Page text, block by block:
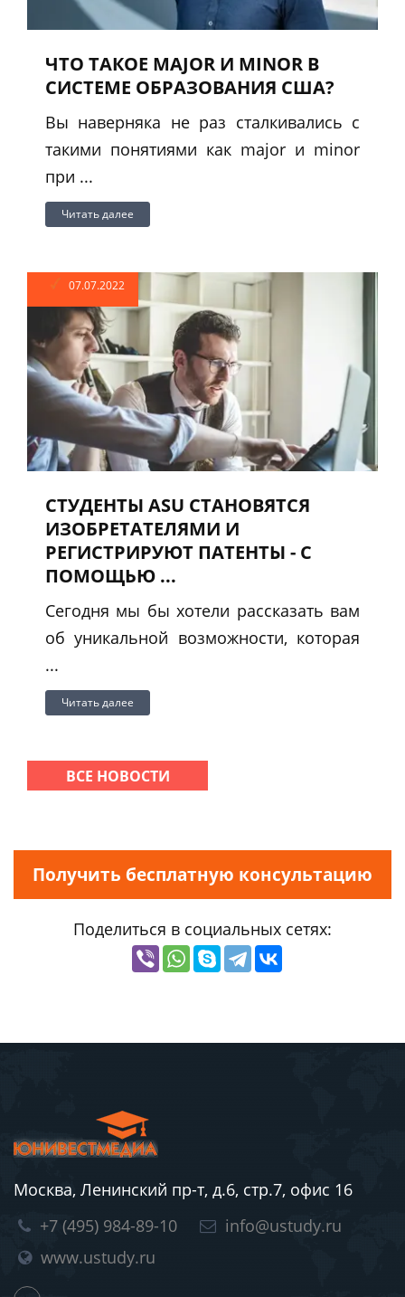
ЧТО ТАКОЕ MAJOR И MINOR В
СИСТЕМЕ ОБРАЗОВАНИЯ США?
Вы наверняка не раз сталкивались с
такими понятиями как major и minor
при ...
Читать далее
07.07.2022
СТУДЕНТЫ ASU СТАНОВЯТСЯ
ИЗОБРЕТАТЕЛЯМИ И
РЕГИСТРИРУЮТ ПАТЕНТЫ - С
ПОМОЩЬЮ ...
Сегодня мы бы хотели рассказать вам
об уникальной возможности, которая
...
Читать далее
ВСЕ НОВОСТИ
Получить бесплатную консультацию
Поделиться в социальных сетях:
Москва, Ленинский пр-т, д.6, стр.7, офис 16
+7 (495) 984-89-10
info@ustudy.ru
www.ustudy.ru